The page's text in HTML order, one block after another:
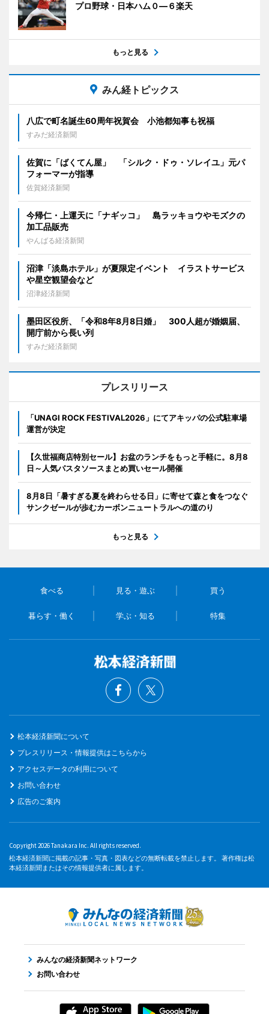
プロ野球・日本ハム０―６楽天
もっと見る
みん経トピックス
八広で町名誕生60周年祝賀会 小池都知事も祝福
すみだ経済新聞
佐賀に「ばくてん屋」 「シルク・ドゥ・ソレイユ」元パ
フォーマーが指導
佐賀経済新聞
今帰仁・上運天に「ナギッコ」 島ラッキョウやモズクの
加工品販売
やんばる経済新聞
沼津「淡島ホテル」が夏限定イベント イラストサービス
や星空観望会など
沼津経済新聞
墨田区役所、「令和8年8月8日婚」 300人超が婚姻届、
開庁前から長い列
すみだ経済新聞
プレスリリース
「UNAGI ROCK FESTIVAL2026」にてアキッパの公式駐車場
運営が決定
【久世福商店特別セール】お盆のランチをもっと手軽に。8月8
日～人気パスタソースまとめ買いセール開催
8月8日「暑すぎる夏を終わらせる日」に寄せて森と食をつなぐ
サンクゼールが歩むカーボンニュートラルへの道のり
もっと見る
食べる 見る・遊ぶ 買う
暮らす・働く 学ぶ・知る 特集
松本経済新聞について
プレスリリース・情報提供はこちらから
アクセスデータの利用について
お問い合わせ
広告のご案内
Copyright 2026 Tanakara Inc. All rights reserved.
松本経済新聞に掲載の記事・写真・図表などの無断転載を禁止します。 著作権は松
本経済新聞またはその情報提供者に属します。
みんなの経済新聞ネットワーク
お問い合わせ